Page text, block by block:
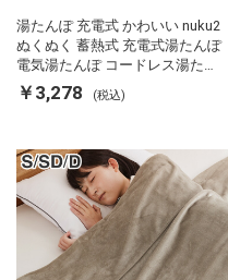
湯たんぽ 充電式 かわいい nuku2
ぬくぬく 蓄熱式 充電式湯たんぽ
電気湯たんぽ コードレス湯たん
ぽ エコ 節電 節約 省エネ 充電式
エコ電気あんか EWT-2143 スリ
￥3,278 (税込)